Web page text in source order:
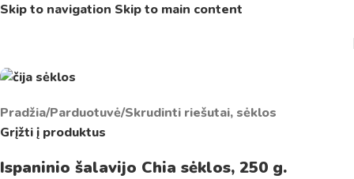
Skip to navigation Skip to main content
Pradžia/Parduotuvė/Skrudinti riešutai, sėklos
Grįžti į produktus
Ispaninio šalavijo Chia sėklos, 250 g.